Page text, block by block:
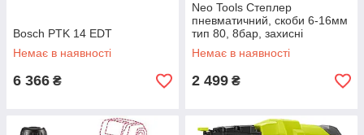
Bosch PTK 14 EDT
Немає в наявності
6 366 ₴
Neo Tools Степлер
пневматичний, скоби 6-16мм
тип 80, 8бар, захисні
окуляри, скоби, кейс, 1.2кг
Немає в наявності
2 499 ₴